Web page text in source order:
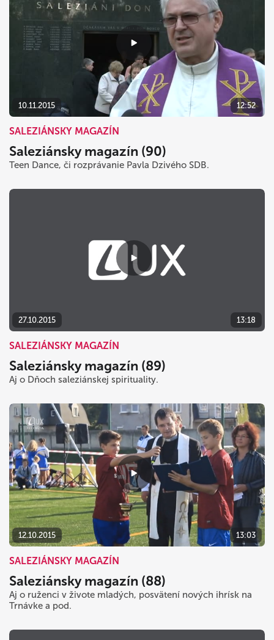
10.11.2015 12:52
SALEZIÁNSKY MAGAZÍN
Saleziánsky magazín (90)
Teen Dance, či rozprávanie Pavla Dzivého SDB.
27.10.2015 13:18
SALEZIÁNSKY MAGAZÍN
Saleziánsky magazín (89)
Aj o Dňoch saleziánskej spirituality.
12.10.2015 13:03
SALEZIÁNSKY MAGAZÍN
Saleziánsky magazín (88)
Aj o ruženci v živote mladých, posvätení nových ihrísk na
Trnávke a pod.